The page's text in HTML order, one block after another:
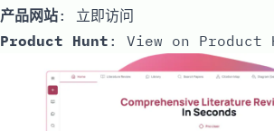
产品网站: 立即访问
Product Hunt : View on Product